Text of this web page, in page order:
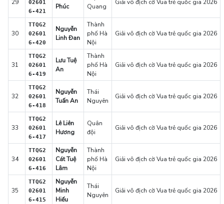
29
02601
6-421
Phúc
Quang
Giải vô địch cờ Vua trẻ quốc gia 2026
30
TTQG2
02601
6-420
Nguyễn
Linh Đan
Thành
phố Hà
Nội
Giải vô địch cờ Vua trẻ quốc gia 2026
31
TTQG2
02601
6-419
Lưu Tuệ
An
Thành
phố Hà
Nội
Giải vô địch cờ Vua trẻ quốc gia 2026
32
TTQG2
02601
6-418
Nguyễn
Tuấn An
Thái
Nguyên
Giải vô địch cờ Vua trẻ quốc gia 2026
33
TTQG2
02601
6-417
Lê Liên
Hương
Quân
đội
Giải vô địch cờ Vua trẻ quốc gia 2026
34
TTQG2
02601
6-416
Nguyễn
Cát Tuệ
Lâm
Thành
phố Hà
Nội
Giải vô địch cờ Vua trẻ quốc gia 2026
35
TTQG2
02601
6-415
Nguyễn
Minh
Hiếu
Thái
Nguyên
Giải vô địch cờ Vua trẻ quốc gia 2026